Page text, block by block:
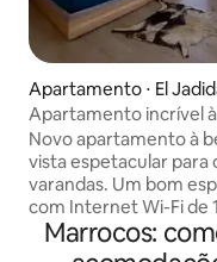
Apartamento ⋅ El
Apartamento incrível
beira-mar no centro
Novo apartamento à
vista espetacular para
varandas. Um bom
com Internet Wi-Fi de
fibra. Localizado no
Medina, Souks,
Marrocos: